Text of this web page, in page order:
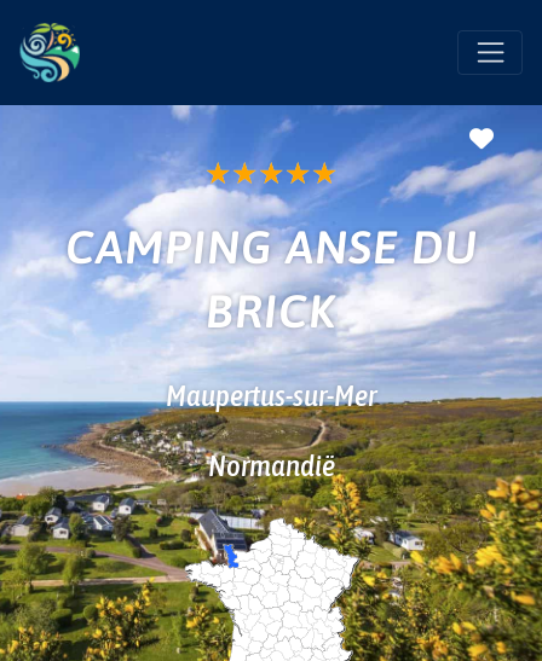
★★★★★
CAMPING ANSE DU
BRICK
Maupertus-sur-Mer
Normandië